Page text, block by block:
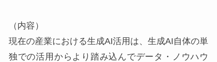
（内容）
現在の産業における生成AI活用は、生成AI自体の単
独での活用からより踏み込んでデータ・ノウハウ